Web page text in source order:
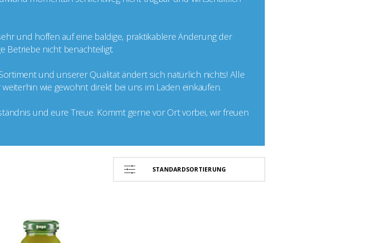
und hoffen auf eine baldige, praktikablere Änderung der
Betriebe nicht benachteiligt.
und unserer Qualität ändert sich natürlich nichts! Alle
wie gewohnt direkt bei uns im Laden einkaufen.
und eure Treue. Kommt gerne vor Ort vorbei, wir freuen
STANDARDSORTIERUNG